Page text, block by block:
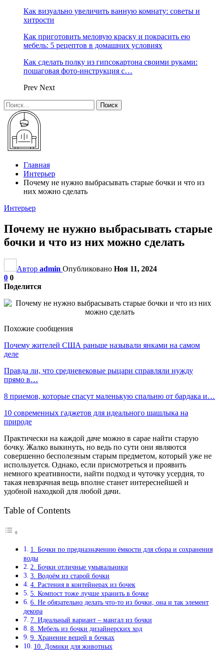
Как визуально увеличить ванную комнату: советы и
хитрости
Как приготовить меловую краску и покрасить ею
мебель: 5 рецептов в домашних условиях
Как сделать полку из гипсокартона своими руками:
пошаговая фото-инструкция с…
Prev Next
Главная
Интерьер
Почему не нужно выбрасывать старые бочки и что из
них можно сделать
Интерьер
Почему не нужно выбрасывать старые
бочки и что из них можно сделать
Автор admin Опубликовано Ноя 11, 2024
0 0
Поделится
Похожие сообщения
Почему жителей США раньше называли янками на самом
деле
Правда ли, что средневековые рыцари справляли нужду
прямо в…
8 приемов, которые спасут маленькую спальню от бардака и…
10 современных гаджетов для идеального шашлыка на
природе
Практически на каждой даче можно в сарае найти старую
бочку. Жалко выкинуть, но ведь по сути они являются
совершенно бесполезным старым предметом, который уже не
используется. Однако, если присмотреться и проявить
немного креативности, найти подход и чуточку усердия, то
такая невзрачная вещь вполне станет интереснейшей и
удобной находкой для любой дачи.
Table of Contents
1. Бочки по предназначению ёмкости для сбора и сохранения
воды
2. Бочки отличные умывальники
3. Водоём из старой бочки
4. Растения в контейнерах из бочек
5. Компост тоже лучше хранить в бочке
6. Не обязательно делать что-то из бочки, она и так элемент
декора
7. Идеальный вариант – мангал из бочки
8. Мебель из бочки дизайнерских ход
9. Хранение вещей в бочках
10. Домики для животных